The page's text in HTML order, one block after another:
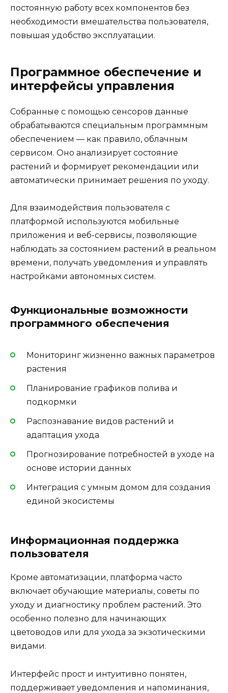
постоянную работу всех компонентов без
необходимости вмешательства пользователя,
повышая удобство эксплуатации.
Программное обеспечение и
интерфейсы управления
Собранные с помощью сенсоров данные
обрабатываются специальным программным
обеспечением — как правило, облачным
сервисом. Оно анализирует состояние
растений и формирует рекомендации или
автоматически принимает решения по уходу.
Для взаимодействия пользователя с
платформой используются мобильные
приложения и веб-сервисы, позволяющие
наблюдать за состоянием растений в реальном
времени, получать уведомления и управлять
настройками автономных систем.
Функциональные возможности
программного обеспечения
Мониторинг жизненно важных параметров
растения
Планирование графиков полива и
подкормки
Распознавание видов растений и
адаптация ухода
Прогнозирование потребностей в уходе на
основе истории данных
Интеграция с умным домом для создания
единой экосистемы
Информационная поддержка
пользователя
Кроме автоматизации, платформа часто
включает обучающие материалы, советы по
уходу и диагностику проблем растений. Это
особенно полезно для начинающих
цветоводов или для ухода за экзотическими
видами.
Интерфейс прост и интуитивно понятен,
поддерживает уведомления и напоминания,